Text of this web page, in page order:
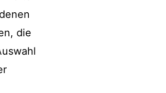
die